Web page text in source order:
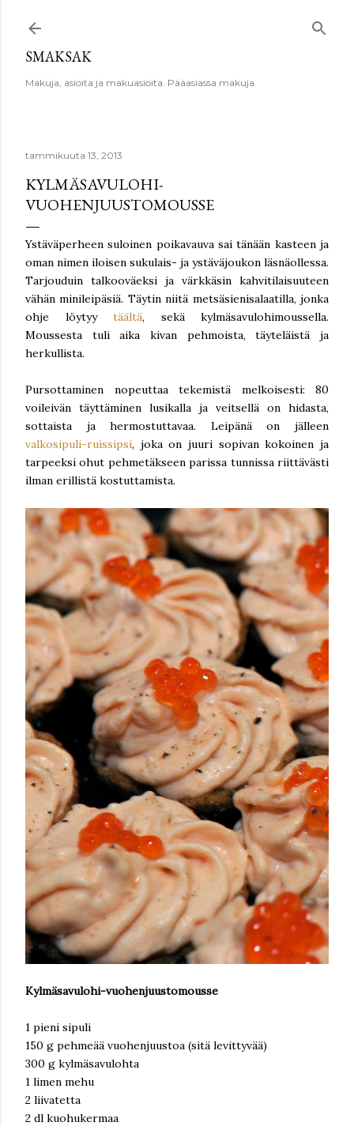
SMAKSAK
Makuja, asioita ja makuasioita. Pääasiassa makuja.
tammikuuta 13, 2013
KYLMÄSAVULOHI-
VUOHENJUUSTOMOUSSE
Ystäväperheen suloinen poikavauva sai tänään kasteen ja
oman nimen iloisen sukulais- ja ystäväjoukon läsnäollessa.
Tarjouduin talkooväeksi ja värkkäsin kahvitilaisuuteen
vähän minileipäsiä. Täytin niitä metsäsienisalaatilla, jonka
ohje löytyy täältä, sekä kylmäsavulohimoussella.
Moussesta tuli aika kivan pehmoista, täyteläistä ja
herkullista.
Pursottaminen nopeuttaa tekemistä melkoisesti: 80
voileivän täyttäminen lusikalla ja veitsellä on hidasta,
sottaista ja hermostuttavaa. Leipänä on jälleen
valkosipuli-ruissipsi, joka on juuri sopivan kokoinen ja
tarpeeksi ohut pehmetäkseen parissa tunnissa riittävästi
ilman erillistä kostuttamista.
Kylmäsavulohi-vuohenjuustomousse
1 pieni sipuli
150 g pehmeää vuohenjuustoa (sitä levittyvää)
300 g kylmäsavulohta
1 limen mehu
2 liivatetta
2 dl kuohukermaa